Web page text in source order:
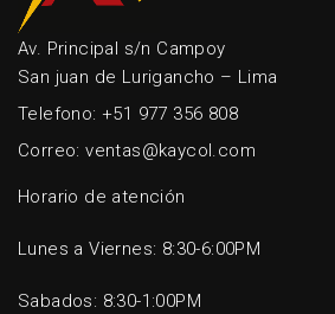
Av. Principal s/n Campoy
San juan de Lurigancho – Lima
Telefono: +51 977 356 808
Correo: ventas@kaycol.com
Horario de atención
Lunes a Viernes: 8:30-6:00PM
Sabados: 8:30-1:00PM